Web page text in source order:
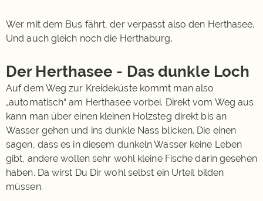
Wer mit dem Bus fährt, der verpasst also den Herthasee.
Und auch gleich noch die Herthaburg.
Der Herthasee - Das dunkle Loch
Auf dem Weg zur Kreideküste kommt man also
„automatisch“ am Herthasee vorbei. Direkt vom Weg aus
kann man über einen kleinen Holzsteg direkt bis an
Wasser gehen und ins dunkle Nass blicken. Die einen
sagen, dass es in diesem dunkeln Wasser keine Leben
gibt, andere wollen sehr wohl kleine Fische darin gesehen
haben. Da wirst Du Dir wohl selbst ein Urteil bilden
müssen.